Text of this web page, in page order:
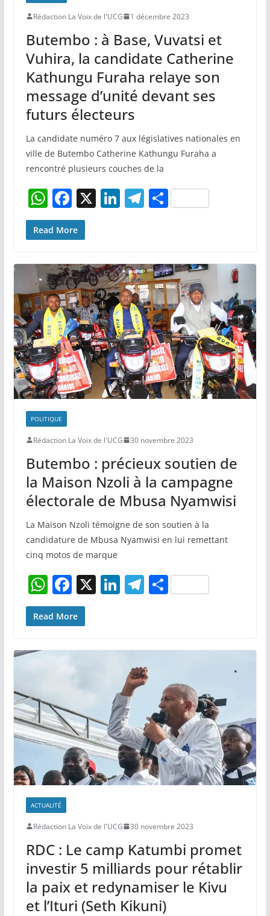
Rédaction La Voix de l'UCG 1 décembre 2023
Butembo : à Base, Vuvatsi et
Vuhira, la candidate Catherine
Kathungu Furaha relaye son
message d’unité devant ses
futurs électeurs
La candidate numéro 7 aux législatives nationales en
ville de Butembo Catherine Kathungu Furaha a
rencontré plusieurs couches de la
W
h
at
A
p
p
F
a
c
b
o
o
k
X Li
dI
n
T
a
m
P
er
Read More
POLITIQUE
Rédaction La Voix de l'UCG 30 novembre 2023
Butembo : précieux soutien de
la Maison Nzoli à la campagne
électorale de Mbusa Nyamwisi
La Maison Nzoli témoigne de son soutien à la
candidature de Mbusa Nyamwisi en lui remettant
cinq motos de marque
W
h
at
p
F
a
c
o
k
X Li
dI
n
T
a
m
P
Read More
ACTUALITÉ
Rédaction La Voix de l'UCG 30 novembre 2023
RDC : Le camp Katumbi promet
investir 5 milliards pour rétablir
la paix et redynamiser le Kivu
et l’Ituri (Seth Kikuni)